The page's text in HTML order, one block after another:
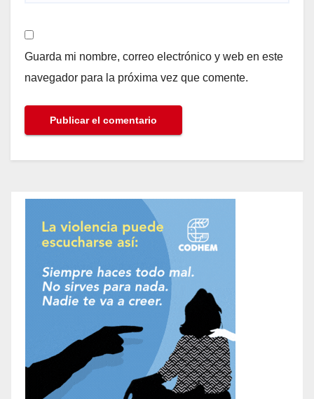
Guarda mi nombre, correo electrónico y web en este
navegador para la próxima vez que comente.